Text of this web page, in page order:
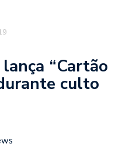
“Cartão
culto